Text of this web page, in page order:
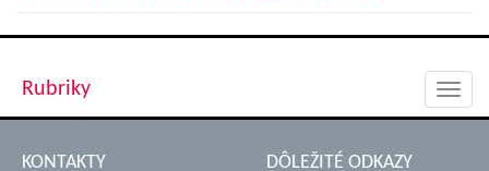
Rubriky
KONTAKTY DÔLEŽITÉ ODKAZY